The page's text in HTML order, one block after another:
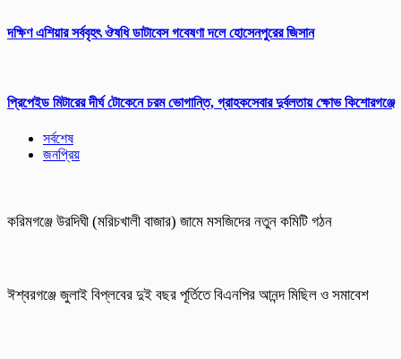
দক্ষিণ এশিয়ার সর্ববৃহৎ ঔষধি ডাটাবেস গবেষণা দলে হোসেনপুরের জিসান
প্রিপেইড মিটারের দীর্ঘ টোকেনে চরম ভোগান্তি, গ্রাহকসেবার দুর্বলতায় ক্ষোভ কিশোরগঞ্জে
সর্বশেষ
জনপ্রিয়
করিমগঞ্জে উরদিঘী (মরিচখালী বাজার) জামে মসজিদের নতুন কমিটি গঠন
ঈশ্বরগঞ্জে জুলাই বিপ্লবের দুই বছর পূর্তিতে বিএনপির আনন্দ মিছিল ও সমাবেশ